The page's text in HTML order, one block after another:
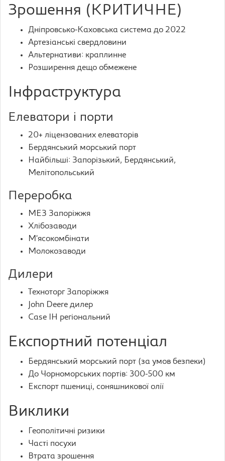
Зрошення (КРИТИЧНЕ)
Дніпровсько-Каховська система до 2022
Артезіанські свердловини
Альтернативи: краплинне
Розширення дещо обмежене
Інфраструктура
Елеватори і порти
20+ ліцензованих елеваторів
Бердянський морський порт
Найбільші: Запорізький, Бердянський,
Мелітопольський
Переробка
МЕЗ Запоріжжя
Хлібозаводи
М’ясокомбінати
Молокозаводи
Дилери
Техноторг Запоріжжя
John Deere дилер
Case IH регіональний
Експортний потенціал
Бердянський морський порт (за умов безпеки)
До Чорноморських портів: 300-500 км
Експорт пшениці, соняшникової олії
Виклики
Геополітичні ризики
Часті посухи
Втрата зрошення